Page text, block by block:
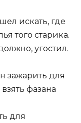
искать, где
того старика.
угостил.
зажарить для
фазана
для